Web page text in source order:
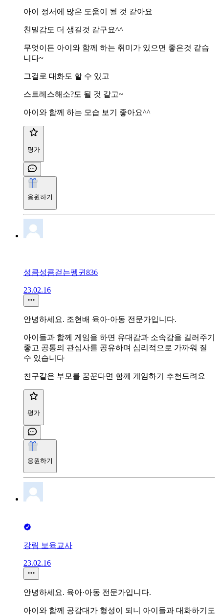
아이 정서에 많은 도움이 될 것 같아요
친밀감도 더 생길것 같구요^^
무엇이든 아이와 함께 하는 취미가 있으면 좋은것 같습
니다~
그걸로 대화도 할 수 있고
스트레스해소?도 될 것 같고~
아이와 함께 하는 모습 보기 좋아요^^
평가
응원하기
성큼성큼걷는펭귄836
23.02.16
안녕하세요. 조현배 육아·아동 전문가입니다.
아이들과 함께 게임을 하면 유대감과 소속감을 길러주기
좋고 공통의 관심사를 공유하며 심리적으로 가까워 질
수 있습니다
친구같은 부모를 꿈꾼다면 함께 게임하기 추천드려요
평가
응원하기
강림 보육교사
23.02.16
안녕하세요. 육아·아동 전문가입니다.
아이와 함께 공감대가 형성이 되니 아이들과 대화하기도